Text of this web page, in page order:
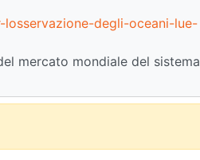
degli-oceani-lue-
mercato mondiale del sistema